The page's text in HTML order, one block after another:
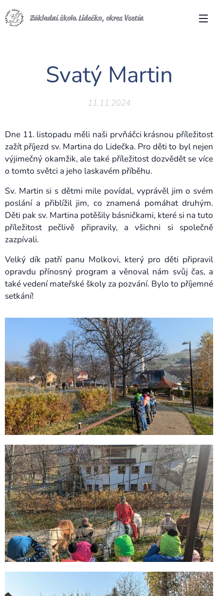
Základní škola Lidečko, okres Vsetín
Svatý Martin
11.11.2024
Dne 11. listopadu měli naši prvňáčci krásnou příležitost
zažít příjezd sv. Martina do Lidečka. Pro děti to byl nejen
výjimečný okamžik, ale také příležitost dozvědět se více
o tomto světci a jeho laskavém příběhu.
Sv. Martin si s dětmi mile povídal, vyprávěl jim o svém
poslání a přiblížil jim, co znamená pomáhat druhým.
Děti pak sv. Martina potěšily básničkami, které si na tuto
příležitost pečlivě připravily, a všichni si společně
zazpívali.
Velký dík patří panu Molkovi, který pro děti připravil
opravdu přínosný program a věnoval nám svůj čas, a
také vedení mateřské školy za pozvání. Bylo to příjemné
setkání!